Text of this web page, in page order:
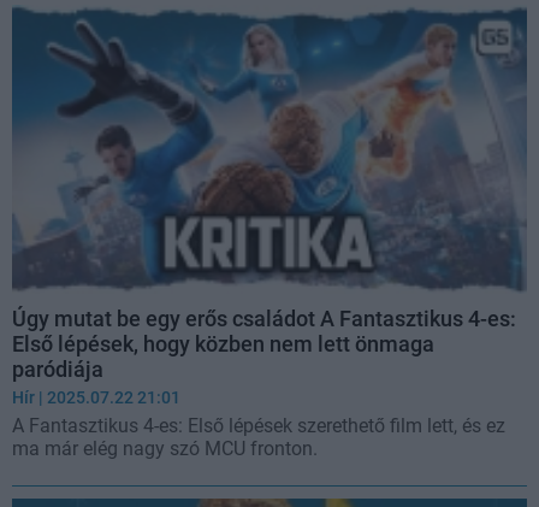
Úgy mutat be egy erős családot A Fantasztikus 4-es:
Első lépések, hogy közben nem lett önmaga
paródiája
Hír | 2025.07.22 21:01
A Fantasztikus 4-es: Első lépések szerethető film lett, és ez
ma már elég nagy szó MCU fronton.